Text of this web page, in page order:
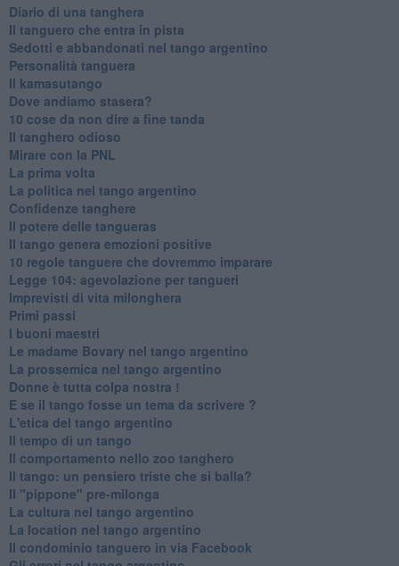
Diario di una tanghera
Il tanguero che entra in pista
Sedotti e abbandonati nel tango argentino
Personalità tanguera
Il kamasutango
Dove andiamo stasera?
10 cose da non dire a fine tanda
Il tanghero odioso
Mirare con la PNL
La prima volta
La politica nel tango argentino
Confidenze tanghere
Il potere delle tangueras
Il tango genera emozioni positive
10 regole tanguere che dovremmo imparare
Legge 104: agevolazione per tangueri
Imprevisti di vita milonghera
Primi passi
I buoni maestri
Le madame Bovary nel tango argentino
La prossemica nel tango argentino
Donne è tutta colpa nostra !
E se il tango fosse un tema da scrivere ?
L'etica del tango argentino
Il tempo di un tango
Il comportamento nello zoo tanghero
Il tango: un pensiero triste che si balla?
Il "pippone" pre-milonga
La cultura nel tango argentino
La location nel tango argentino
Il condominio tanguero in via Facebook